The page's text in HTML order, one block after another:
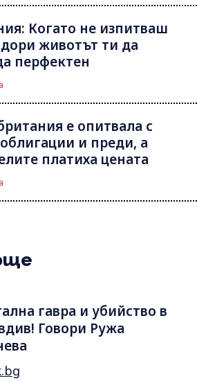
Когато не изпитваш
животът ти да
перфектен
е опитвала с
и преди, а
платиха цената
гавра и убийство в
Говори Ружа